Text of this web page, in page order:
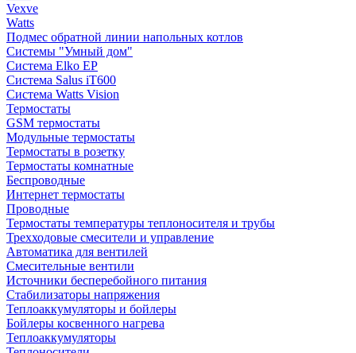
Vexve
Watts
Подмес обратной линии напольных котлов
Системы "Умный дом"
Система Elko EP
Система Salus iT600
Система Watts Vision
Термостаты
GSM термостаты
Модульные термостаты
Термостаты в розетку
Термостаты комнатные
Беспроводные
Интернет термостаты
Проводные
Термостаты температуры теплоносителя и трубы
Трехходовые смесители и управление
Автоматика для вентилей
Смесительные вентили
Источники бесперебойного питания
Стабилизаторы напряжения
Теплоаккумуляторы и бойлеры
Бойлеры косвенного нагрева
Теплоаккумуляторы